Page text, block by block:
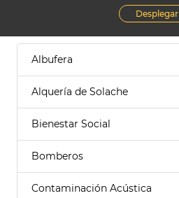
Desplegar
Albufera
Alquería de Solache
Bienestar Social
Bomberos
Contaminación Acústica